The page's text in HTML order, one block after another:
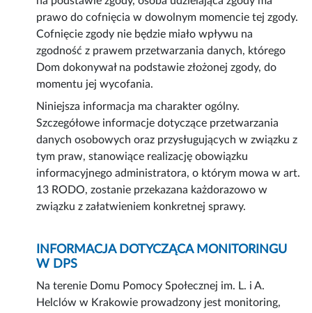
prawo do cofnięcia w dowolnym momencie tej zgody.
Cofnięcie zgody nie będzie miało wpływu na
zgodność z prawem przetwarzania danych, którego
Dom dokonywał na podstawie złożonej zgody, do
momentu jej wycofania.
Niniejsza informacja ma charakter ogólny.
Szczegółowe informacje dotyczące przetwarzania
danych osobowych oraz przysługujących w związku z
tym praw, stanowiące realizację obowiązku
informacyjnego administratora, o którym mowa w art.
13 RODO, zostanie przekazana każdorazowo w
związku z załatwieniem konkretnej sprawy.
INFORMACJA DOTYCZĄCA MONITORINGU
W DPS
Na terenie Domu Pomocy Społecznej im. L. i A.
Helclów w Krakowie prowadzony jest monitoring,